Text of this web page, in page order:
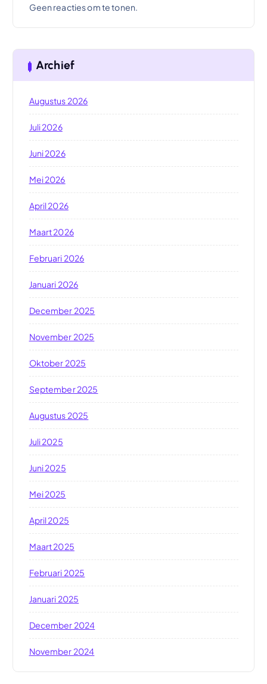
Geen reacties om te tonen.
Archief
Augustus 2026
Juli 2026
Juni 2026
Mei 2026
April 2026
Maart 2026
Februari 2026
Januari 2026
December 2025
November 2025
Oktober 2025
September 2025
Augustus 2025
Juli 2025
Juni 2025
Mei 2025
April 2025
Maart 2025
Februari 2025
Januari 2025
December 2024
November 2024